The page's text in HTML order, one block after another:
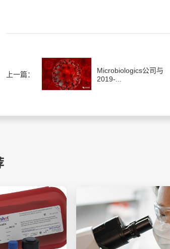
上一篇：
Microbiologics公司与
2019-...